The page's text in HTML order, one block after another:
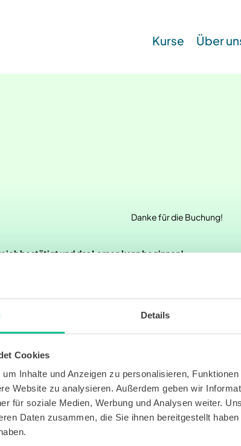
Details
Cookies
Inhalte und Anzeigen zu personalisieren,
Website zu analysieren. Außerdem geben wir
für soziale Medien, Werbung und Analysen weiter.
Daten zusammen, die Sie ihnen bereitgestellt
Kurse Über
Danke für die Buchung!
bestätigt und das Lernen kann beginnen!
erhalten haben. Falls
auch dazu geführt haben, dass du einer neuen
bestätigen.
Zur Startseite